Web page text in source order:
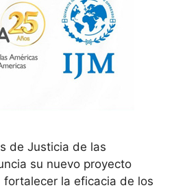
de Justicia de las
su nuevo proyecto
la eficacia de los